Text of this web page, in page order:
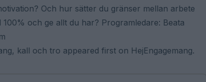
Och hur sätter du gränser mellan arbete
och ge allt du har? Programledare: Beata
kall och tro appeared first on HejEngagemang.